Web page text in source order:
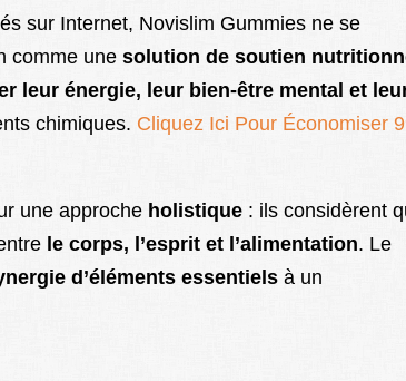
sur Internet, Novislim Gummies ne se
comme une solution de soutien
leur énergie, leur bien-être mental et
chimiques. Cliquez Ici Pour Économiser
une approche holistique : ils considèrent
le corps, l’esprit et l’alimentation. Le
d’éléments essentiels à un